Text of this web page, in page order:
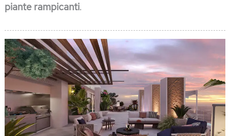
piante rampicanti.